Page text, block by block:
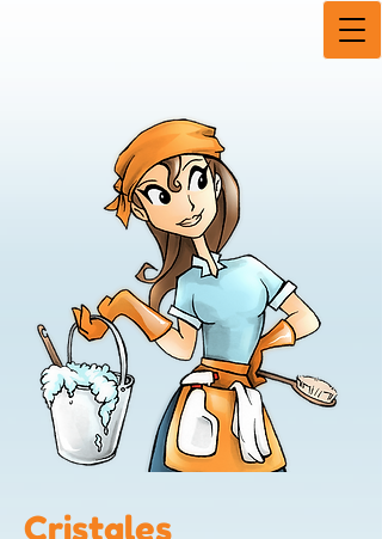
Cristales